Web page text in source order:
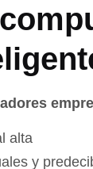
alta
y